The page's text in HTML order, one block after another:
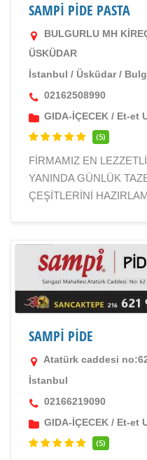
SAMPİ PİDE PASTA
BULGURLU MH
ÜSKÜDAR
İstanbul / Üsküdar/
02162508990
GIDA-İÇECEK / Et-et
(5)
FİRMAMIZ EN
YANINDA GÜNLÜK
ÇEŞİTLERİNİ
SAMPİ PİDE
Atatürk caddesi
İstanbul
02166219090
GIDA-İÇECEK / Et-et
(5)